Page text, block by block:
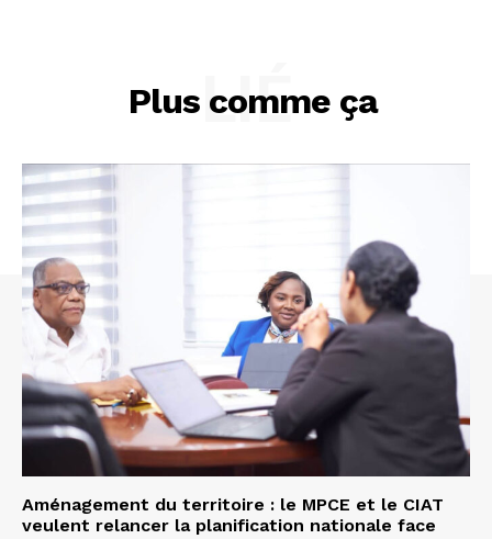
Plus comme ça
LIÉ
Aménagement du territoire : le MPCE et le CIAT
veulent relancer la planification nationale face